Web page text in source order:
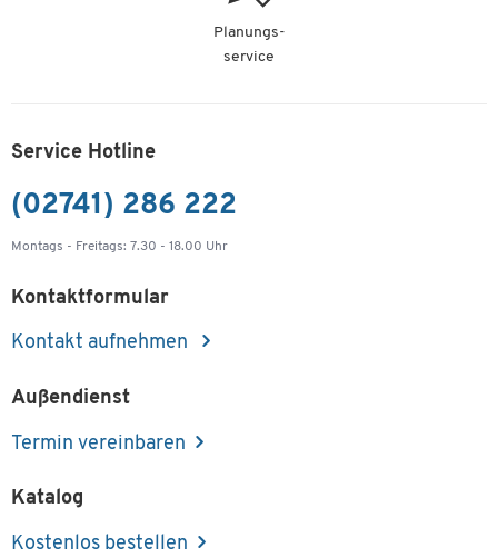
Planungs-
service
Service Hotline
(02741) 286 222
Montags - Freitags: 7.30 - 18.00 Uhr
Kontaktformular
Kontakt aufnehmen
Außendienst
Termin vereinbaren
Katalog
Kostenlos bestellen